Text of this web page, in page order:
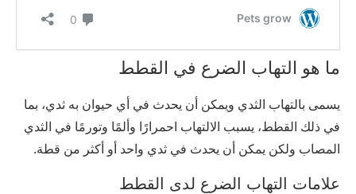
ما هو التهاب الضرع في القطط
يسمى بالتهاب الثدي ويمكن أن يحدث في أي حيوان به ثدي، بما
في ذلك القطط، يسبب الالتهاب احمرارًا وألمًا وتورمًا في الثدي
المصاب ولكن يمكن أن يحدث في ثدي واحد أو أكثر من قطة.
علامات التهاب الضرع لدى القطط